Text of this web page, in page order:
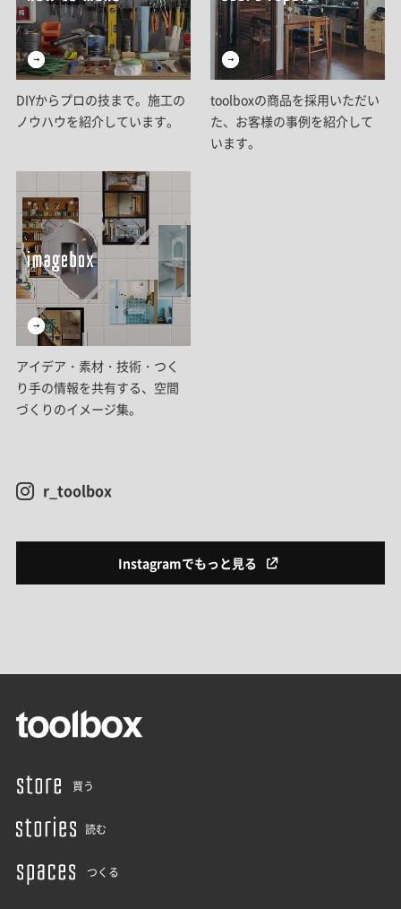
DIYからプロの技まで。施工の
ノウハウを紹介しています。
toolboxの商品を採用いただい
た、お客様の事例を紹介して
います。
アイデア・素材・技術・つく
り手の情報を共有する、空間
づくりのイメージ集。
r_toolbox
Instagramでもっと見る
買う
読む
つくる